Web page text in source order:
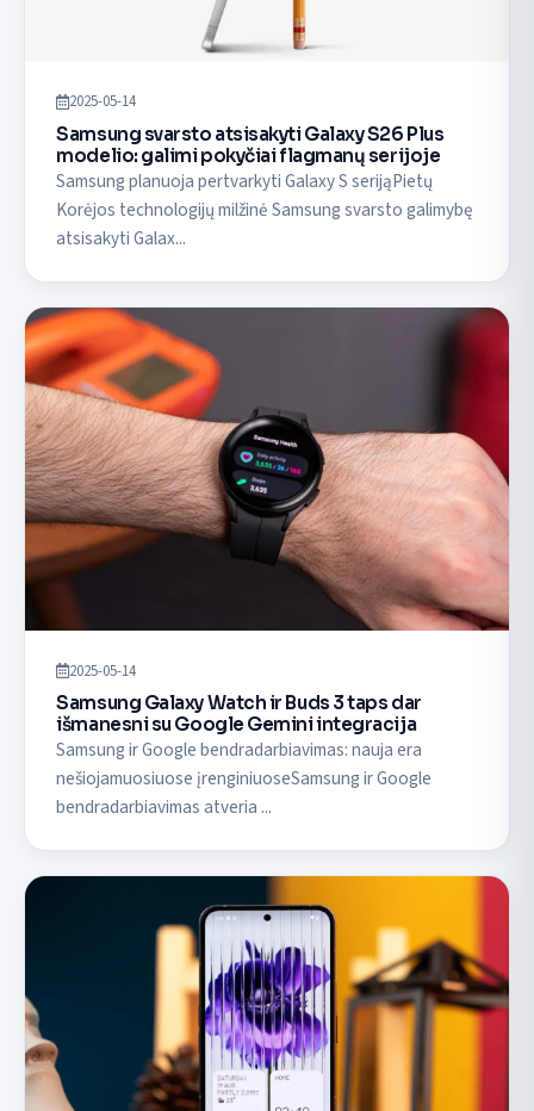
2025-05-14
Samsung svarsto atsisakyti Galaxy S26 Plus
modelio: galimi pokyčiai flagmanų serijoje
Samsung planuoja pertvarkyti Galaxy S serijąPietų
Korėjos technologijų milžinė Samsung svarsto galimybę
atsisakyti Galax...
2025-05-14
Samsung Galaxy Watch ir Buds 3 taps dar
išmanesni su Google Gemini integracija
Samsung ir Google bendradarbiavimas: nauja era
nešiojamuosiuose įrenginiuoseSamsung ir Google
bendradarbiavimas atveria ...